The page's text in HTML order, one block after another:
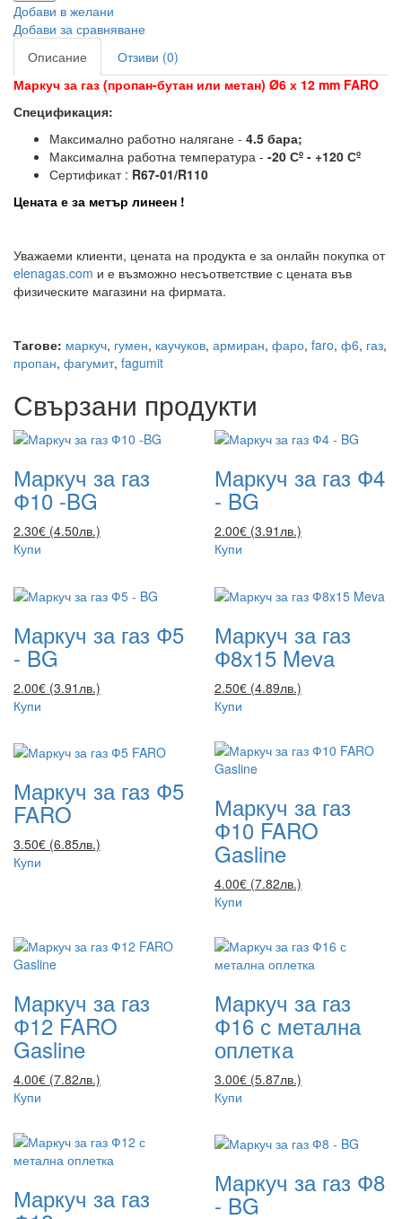
Добави в желани
Добави за сравняване
Описание
Отзиви (0)
Маркуч за газ (пропан-бутан или метан) Ø6 х 12 mm FARO
Спецификация:
Максимално работно налягане - 4.5 бара;
Максимална работна температура - -20 Сº - +120 Сº
Сертификат : R67-01/R110
Цената е за метър линеен !
Уважаеми клиенти, цената на продукта е за онлайн покупка от
elenagas.com и е възможно несъответствие с цената във
физическите магазини на фирмата.
Тагове: маркуч, гумен, каучуков, армиран, фаро, faro, ф6, газ,
пропан, фагумит, fagumit
Свързани продукти
Маркуч за газ
Ф10 -BG
2.30€ (4.50лв.)
Купи
Маркуч за газ Ф4
- BG
2.00€ (3.91лв.)
Купи
Маркуч за газ Ф5
- BG
2.00€ (3.91лв.)
Купи
Маркуч за газ
Ф8x15 Meva
2.50€ (4.89лв.)
Купи
Маркуч за газ Ф5
FARO
3.50€ (6.85лв.)
Купи
Маркуч за газ
Ф10 FARO
Gasline
4.00€ (7.82лв.)
Купи
Маркуч за газ
Ф12 FARO
Gasline
4.00€ (7.82лв.)
Купи
Маркуч за газ
Ф16 с метална
оплетка
3.00€ (5.87лв.)
Купи
Маркуч за газ
Маркуч за газ Ф8
- BG